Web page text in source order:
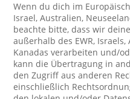
Wenn du dich im
Israel, Australien,
beachte bitte, dass wir
außerhalb des EWR,
Kanadas verarbeiten und/
kann die Übertragung in
den Zugriff aus anderen
einschließlich